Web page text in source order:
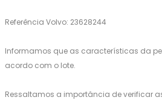
Referência Volvo: 23628244
Informamos que as características da
acordo com o lote.
Ressaltamos a importância de verificar